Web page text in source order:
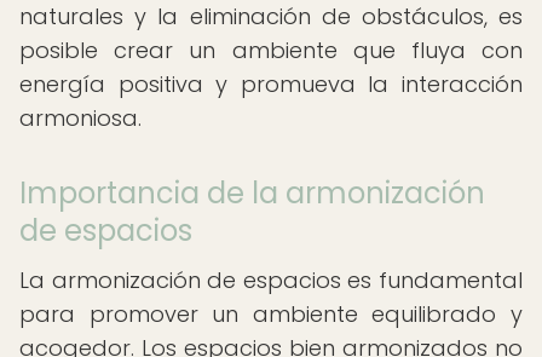
naturales y la eliminación de obstáculos, es
posible crear un ambiente que fluya con
energía positiva y promueva la interacción
armoniosa.
Importancia de la armonización
de espacios
La armonización de espacios es fundamental
para promover un ambiente equilibrado y
acogedor. Los espacios bien armonizados no